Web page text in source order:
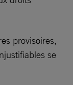
provisoires,
se